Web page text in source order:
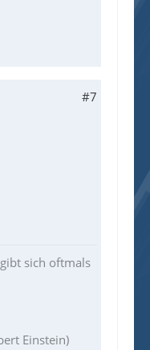
#7
sich oftmals
Einstein)